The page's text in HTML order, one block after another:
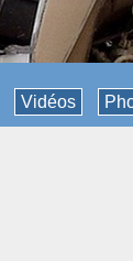
Vidéos